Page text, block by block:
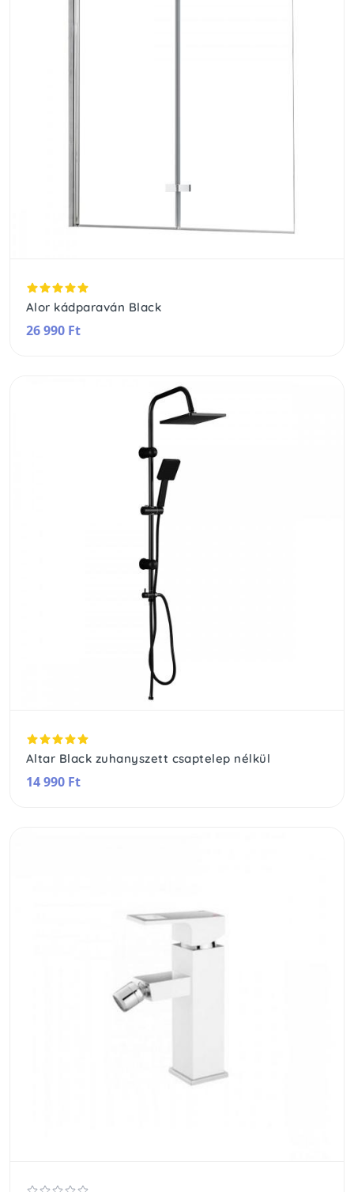
Alor kádparaván Black
26 990 Ft
Altar Black zuhanyszett csaptelep nélkül
14 990 Ft